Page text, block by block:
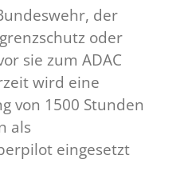
der
oder
sie zum ADAC
wird eine
von 1500 Stunden
als
eingesetzt